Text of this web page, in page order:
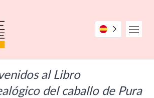
al Libro
del caballo de Pura